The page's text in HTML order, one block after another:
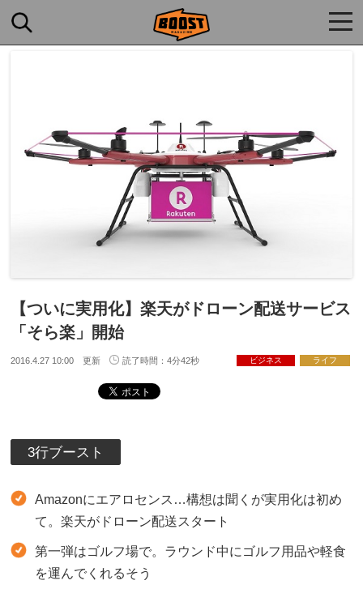
【ついに実用化】楽天がドローン配送サービス
「そら楽」開始
2016.4.27 10:00 更新 読了時間：4分42秒 ビジネス ライフ
3行ブースト
Amazonにエアロセンス…構想は聞くが実用化は初め
て。楽天がドローン配送スタート
第一弾はゴルフ場で。ラウンド中にゴルフ用品や軽食
を運んでくれるそう